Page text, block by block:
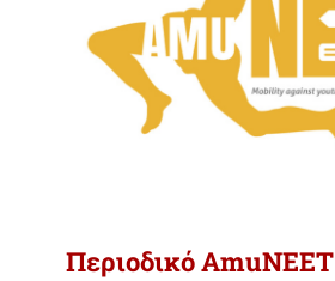
Περιοδικό AmuNEET